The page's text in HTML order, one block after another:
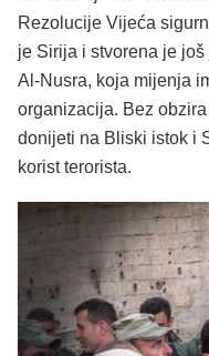
Rezolucije Vijeća
je Sirija i stvorena je
Al-Nusra, koja mijenja
organizacija. Bez
donijeti na Bliski istok i
korist terorista.